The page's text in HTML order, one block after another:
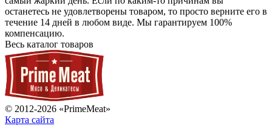
останетесь не удовлетворены товаром, то просто верните его в
течение 14 дней в любом виде. Мы гарантируем 100%
компенсацию.
Весь каталог товаров
© 2012-2026 «PrimeMeat»
Карта сайта